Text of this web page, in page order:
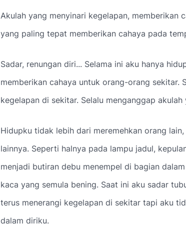
Akulah yang menyinari kegelapan, memberikan
yang paling tepat memberikan cahaya pada
Sadar, renungan diri... Selama ini aku hanya
memberikan cahaya untuk orang-orang sekitar.
kegelapan di sekitar. Selalu menganggap
Hidupku tidak lebih dari meremehkan orang
lainnya. Seperti halnya pada lampu jadul,
menjadi butiran debu menempel di bagian
kaca yang semula bening. Saat ini aku sadar
terus menerangi kegelapan di sekitar tapi aku
dalam diriku.